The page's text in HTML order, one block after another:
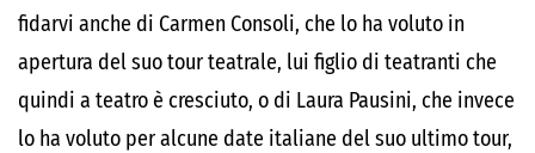
fidarvi anche di Carmen Consoli, che lo ha voluto in
apertura del suo tour teatrale, lui figlio di teatranti che
quindi a teatro è cresciuto, o di Laura Pausini, che invece
lo ha voluto per alcune date italiane del suo ultimo tour,